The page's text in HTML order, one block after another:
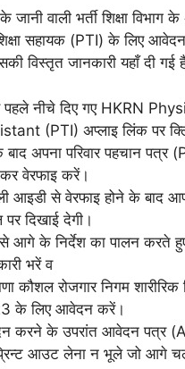
के जानी वाली भर्ती शिक्षा
सहायक (PTI) के लिए
विस्तृत जानकारी यहाँ दी गई
नीचे दिए गए HKRN
(PTI) अप्लाइ लिंक पर
अपना परिवार पहचान पत्र
वेरफाइ करें।
आइडी से वेरफाइ होने के बाद
पर दिखाई देगी।
आगे के निर्देश का पालन करते
भरें व
कौशल रोजगार निगम शारीरिक
के लिए आवेदन करें।
करने के उपरांत आवेदन पत्र
आउट लेना न भूले जो आगे